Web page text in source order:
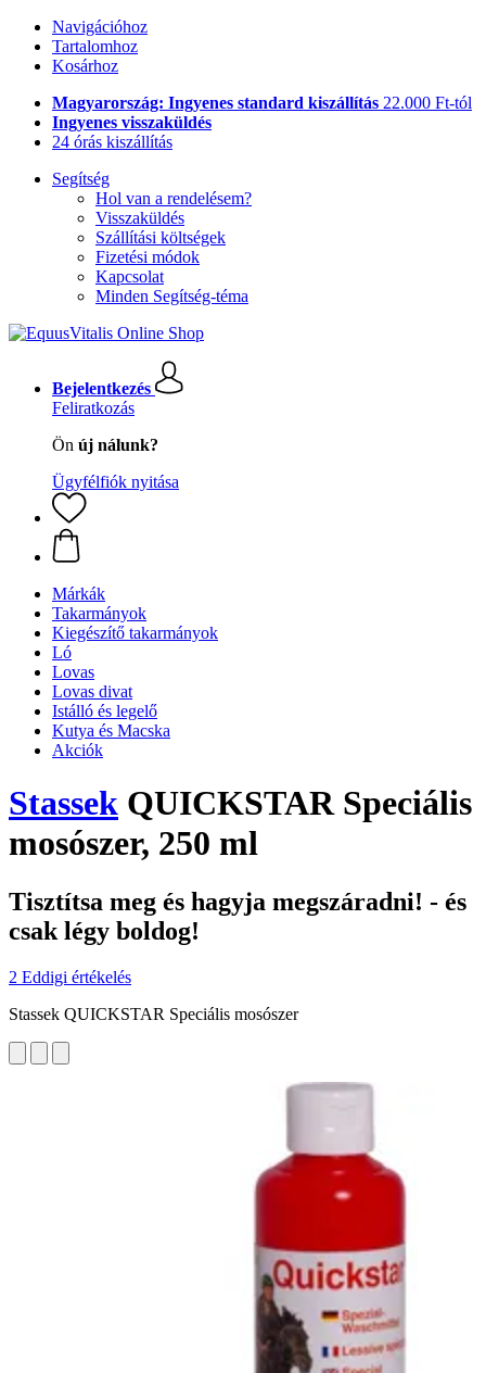
Navigációhoz
Tartalomhoz
Kosárhoz
Magyarország: Ingyenes standard kiszállítás 22.000 Ft-tól
Ingyenes visszaküldés
24 órás kiszállítás
Segítség
Hol van a rendelésem?
Visszaküldés
Szállítási költségek
Fizetési módok
Kapcsolat
Minden Segítség-téma
Bejelentkezés
Feliratkozás
Ön új nálunk?
Ügyfélfiók nyitása
Márkák
Takarmányok
Kiegészítő takarmányok
Ló
Lovas
Lovas divat
Istálló és legelő
Kutya és Macska
Akciók
Stassek QUICKSTAR Speciális
mosószer, 250 ml
Tisztítsa meg és hagyja megszáradni! - és
csak légy boldog!
2 Eddigi értékelés
Stassek QUICKSTAR Speciális mosószer